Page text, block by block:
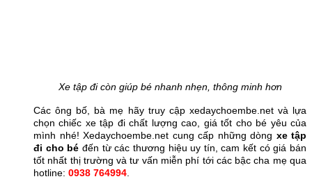
Xe tập đi còn giúp bé nhanh nhẹn, thông minh hơn
Các ông bố, bà mẹ hãy truy cập xedaychoembe.net và lựa
chọn chiếc xe tập đi chất lượng cao, giá tốt cho bé yêu của
mình nhé! Xedaychoembe.net cung cấp những dòng xe tập
đi cho bé đến từ các thương hiệu uy tín, cam kết có giá bán
tốt nhất thị trường và tư vấn miễn phí tới các bậc cha mẹ qua
hotline: 0938 764994